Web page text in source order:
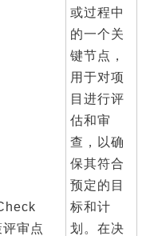
审点
或过程中
的一个关
键节点，
用于对项
目进行评
估和审
查，以确
保其符合
预定的目
标和计
划。在决